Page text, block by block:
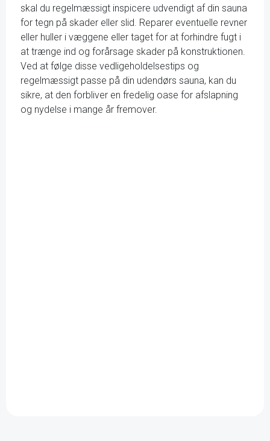
skal du regelmæssigt inspicere udvendigt af din sauna
for tegn på skader eller slid. Reparer eventuelle revner
eller huller i væggene eller taget for at forhindre fugt i
at trænge ind og forårsage skader på konstruktionen.
Ved at følge disse vedligeholdelsestips og
regelmæssigt passe på din udendørs sauna, kan du
sikre, at den forbliver en fredelig oase for afslapning
og nydelse i mange år fremover.